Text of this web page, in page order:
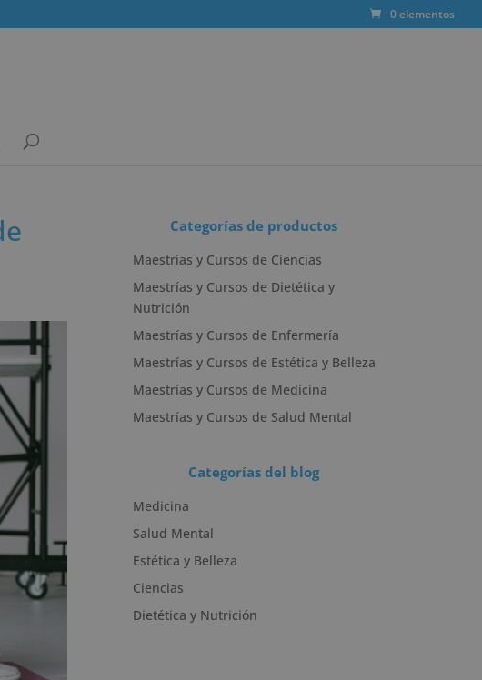
0 elementos
Categorías de productos
Maestrías y Cursos de Ciencias
Maestrías y Cursos de Dietética y
Nutrición
Maestrías y Cursos de Enfermería
Maestrías y Cursos de Estética y Belleza
Maestrías y Cursos de Medicina
Maestrías y Cursos de Salud Mental
Categorías del blog
Medicina
Salud Mental
Estética y Belleza
Ciencias
Dietética y Nutrición